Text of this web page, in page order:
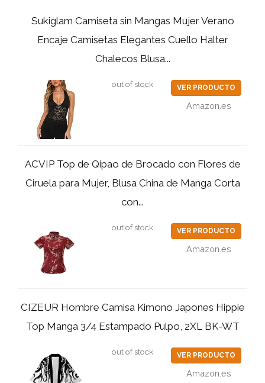
Sukiglam Camiseta sin Mangas Mujer Verano
Encaje Camisetas Elegantes Cuello Halter
Chalecos Blusa...
out of stock VER PRODUCTO
Amazon.es
ACVIP Top de Qipao de Brocado con Flores de
Ciruela para Mujer, Blusa China de Manga Corta
con...
out of stock VER PRODUCTO
Amazon.es
CIZEUR Hombre Camisa Kimono Japones Hippie
Top Manga 3/4 Estampado Pulpo, 2XL BK-WT
out of stock VER PRODUCTO
Amazon.es